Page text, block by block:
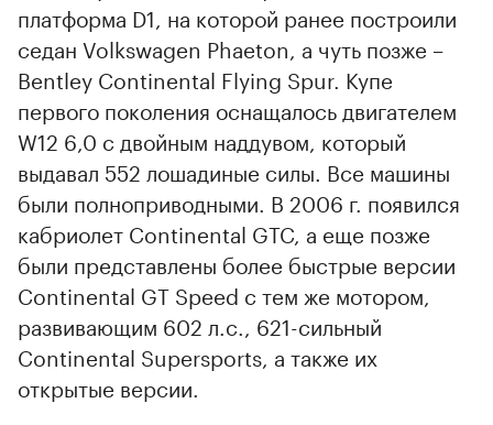
платформа D1, на которой ранее построили
седан Volkswagen Phaeton, а чуть позже –
Bentley Continental Flying Spur. Купе
первого поколения оснащалось двигателем
W12 6,0 с двойным наддувом, который
выдавал 552 лошадиные силы. Все машины
были полноприводными. В 2006 г. появился
кабриолет Continental GTC, а еще позже
были представлены более быстрые версии
Continental GT Speed с тем же мотором,
развивающим 602 л.с., 621-сильный
Continental Supersports, а также их
открытые версии.